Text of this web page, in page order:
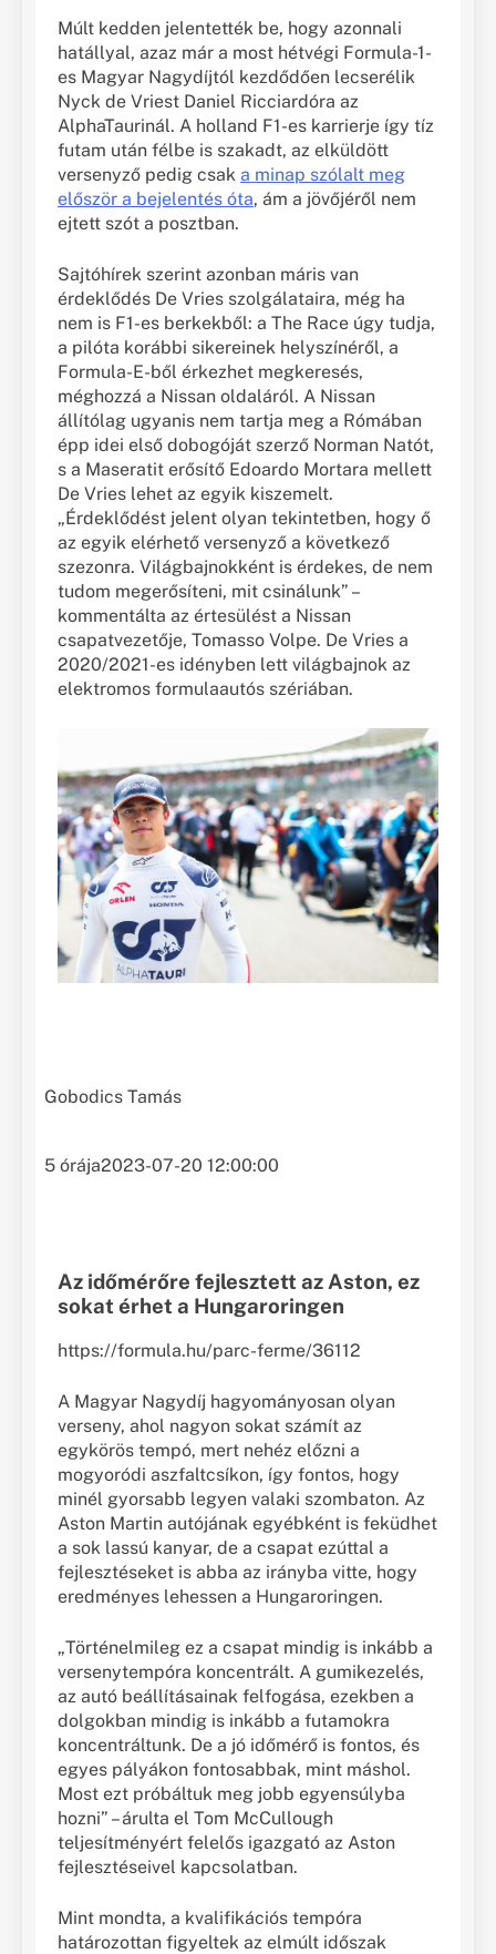
Múlt kedden jelentették be, hogy azonnali
hatállyal, azaz már a most hétvégi Formula-1-
es Magyar Nagydíjtól kezdődően lecserélik
Nyck de Vriest Daniel Ricciardóra az
AlphaTaurinál. A holland F1-es karrierje így tíz
futam után félbe is szakadt, az elküldött
versenyző pedig csak a minap szólalt meg
először a bejelentés óta, ám a jövőjéről nem
ejtett szót a posztban.
Sajtóhírek szerint azonban máris van
érdeklődés De Vries szolgálataira, még ha
nem is F1-es berkekből: a The Race úgy tudja,
a pilóta korábbi sikereinek helyszínéről, a
Formula-E-ből érkezhet megkeresés,
méghozzá a Nissan oldaláról. A Nissan
állítólag ugyanis nem tartja meg a Rómában
épp idei első dobogóját szerző Norman Natót,
s a Maseratit erősítő Edoardo Mortara mellett
De Vries lehet az egyik kiszemelt.
„Érdeklődést jelent olyan tekintetben, hogy ő
az egyik elérhető versenyző a következő
szezonra. Világbajnokként is érdekes, de nem
tudom megerősíteni, mit csinálunk” –
kommentálta az értesülést a Nissan
csapatvezetője, Tomasso Volpe. De Vries a
2020/2021-es idényben lett világbajnok az
elektromos formulaautós szériában.
Gobodics Tamás
5 órája2023-07-20 12:00:00
Az időmérőre fejlesztett az Aston, ez
sokat érhet a Hungaroringen
https://formula.hu/parc-ferme/36112
A Magyar Nagydíj hagyományosan olyan
verseny, ahol nagyon sokat számít az
egykörös tempó, mert nehéz előzni a
mogyoródi aszfaltcsíkon, így fontos, hogy
minél gyorsabb legyen valaki szombaton. Az
Aston Martin autójának egyébként is feküdhet
a sok lassú kanyar, de a csapat ezúttal a
fejlesztéseket is abba az irányba vitte, hogy
eredményes lehessen a Hungaroringen.
„Történelmileg ez a csapat mindig is inkább a
versenytempóra koncentrált. A gumikezelés,
az autó beállításainak felfogása, ezekben a
dolgokban mindig is inkább a futamokra
koncentráltunk. De a jó időmérő is fontos, és
egyes pályákon fontosabbak, mint máshol.
Most ezt próbáltuk meg jobb egyensúlyba
hozni” – árulta el Tom McCullough
teljesítményért felelős igazgató az Aston
fejlesztéseivel kapcsolatban.
Mint mondta, a kvalifikációs tempóra
határozottan figyeltek az elmúlt időszak